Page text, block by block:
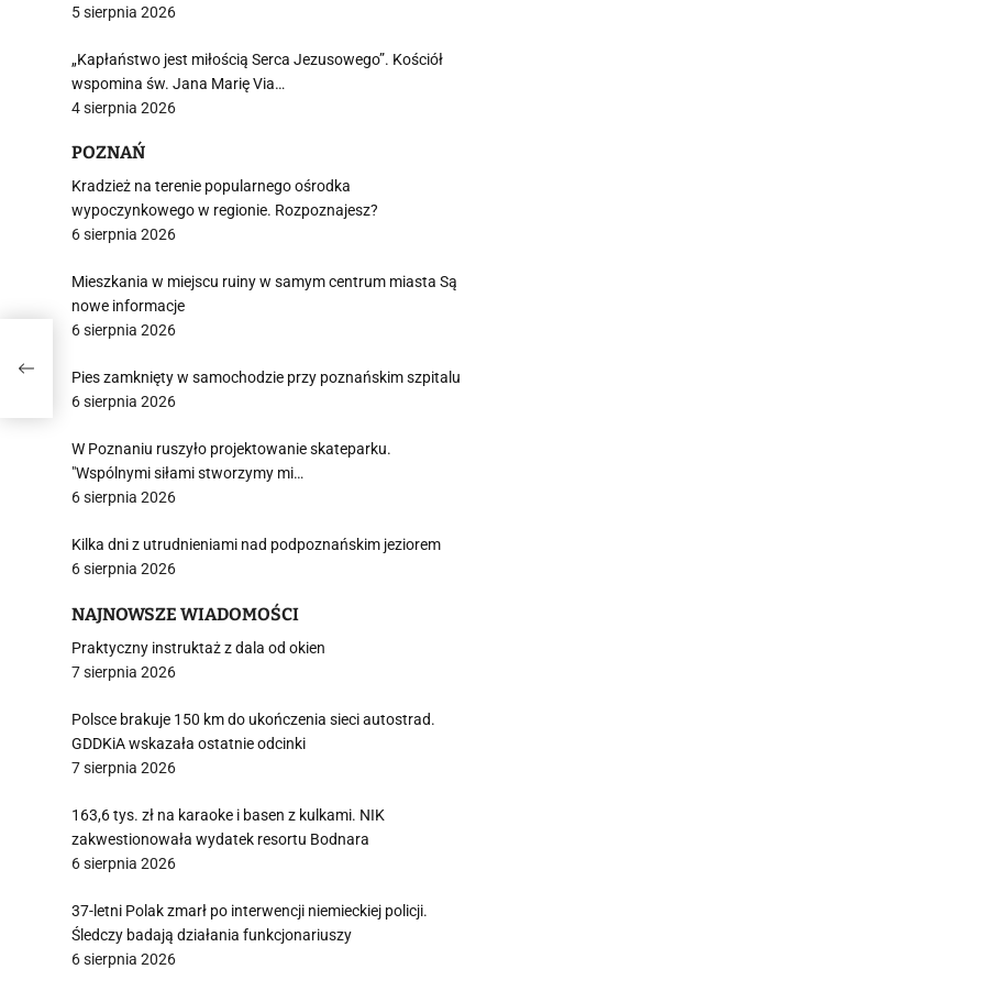
5 sierpnia 2026
„Kapłaństwo jest miłością Serca Jezusowego”. Kościół
wspomina św. Jana Marię Via…
4 sierpnia 2026
POZNAŃ
Kradzież na terenie popularnego ośrodka
wypoczynkowego w regionie. Rozpoznajesz?
6 sierpnia 2026
Mieszkania w miejscu ruiny w samym centrum miasta Są
nowe informacje
6 sierpnia 2026
Pies zamknięty w samochodzie przy poznańskim szpitalu
6 sierpnia 2026
W Poznaniu ruszyło projektowanie skateparku.
"Wspólnymi siłami stworzymy mi…
6 sierpnia 2026
Kilka dni z utrudnieniami nad podpoznańskim jeziorem
6 sierpnia 2026
NAJNOWSZE WIADOMOŚCI
Praktyczny instruktaż z dala od okien
7 sierpnia 2026
Polsce brakuje 150 km do ukończenia sieci autostrad.
GDDKiA wskazała ostatnie odcinki
7 sierpnia 2026
163,6 tys. zł na karaoke i basen z kulkami. NIK
zakwestionowała wydatek resortu Bodnara
6 sierpnia 2026
37-letni Polak zmarł po interwencji niemieckiej policji.
Śledczy badają działania funkcjonariuszy
6 sierpnia 2026